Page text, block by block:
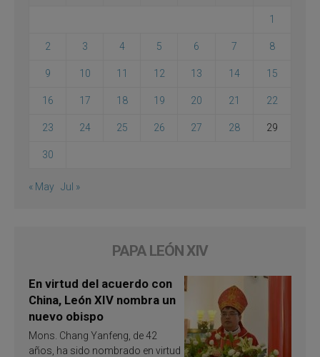
1
2 3 4 5 6 7 8
9 10 11 12 13 14 15
16 17 18 19 20 21 22
23 24 25 26 27 28 29
30
« May Jul »
PAPA LEÓN XIV
En virtud del acuerdo con
China, León XIV nombra un
nuevo obispo
Mons. Chang Yanfeng, de 42
años, ha sido nombrado en virtud